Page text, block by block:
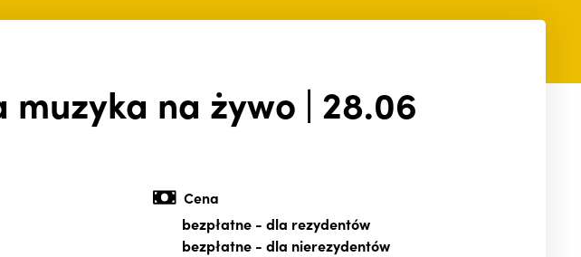
na żywo | 28.06
Cena
bezpłatne- dla rezydentów
bezpłatne- dla nierezydentów